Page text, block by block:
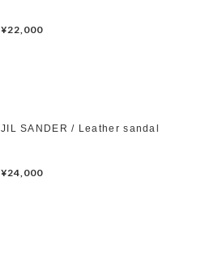
¥22,000
JIL SANDER / Leather sandal
¥24,000